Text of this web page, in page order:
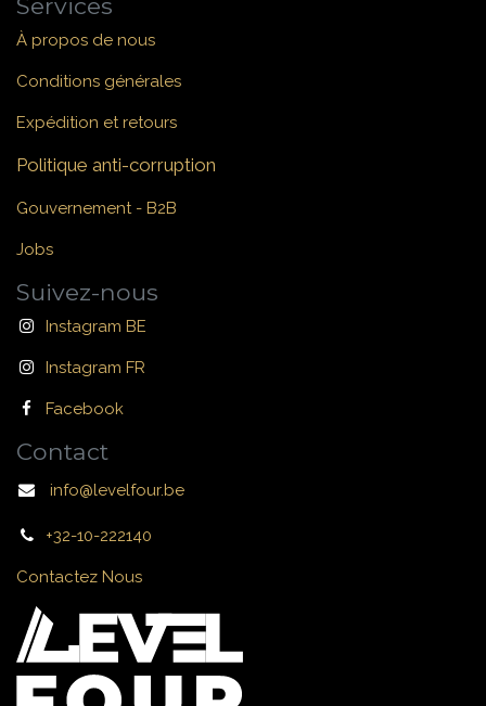
À propos de nous
Conditions générales
Expédition et retours
Politique anti-corruption
Gouvernement - B2B
Jobs
Suivez-nous
Instagram BE
Instagram FR
Facebook
Contact
info@levelfour.be
+32-10-222140
Contactez Nous